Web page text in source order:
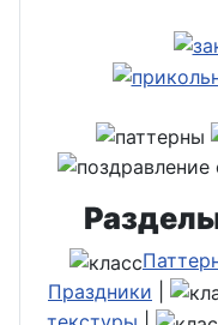
Праздники